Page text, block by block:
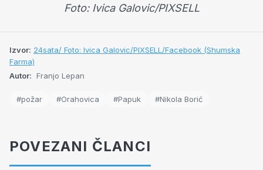
Foto: Ivica Galovic/PIXSELL
Izvor: 24sata/ Foto: Ivica Galovic/PIXSELL/Facebook (Shumska
Farma)
Autor: Franjo Lepan
#požar #Orahovica #Papuk #Nikola Borić
POVEZANI ČLANCI